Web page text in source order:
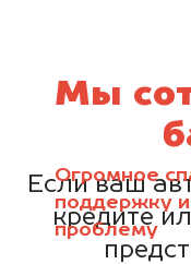
Огромное
поддержку
проблему
Мы
Если ваш
кредите